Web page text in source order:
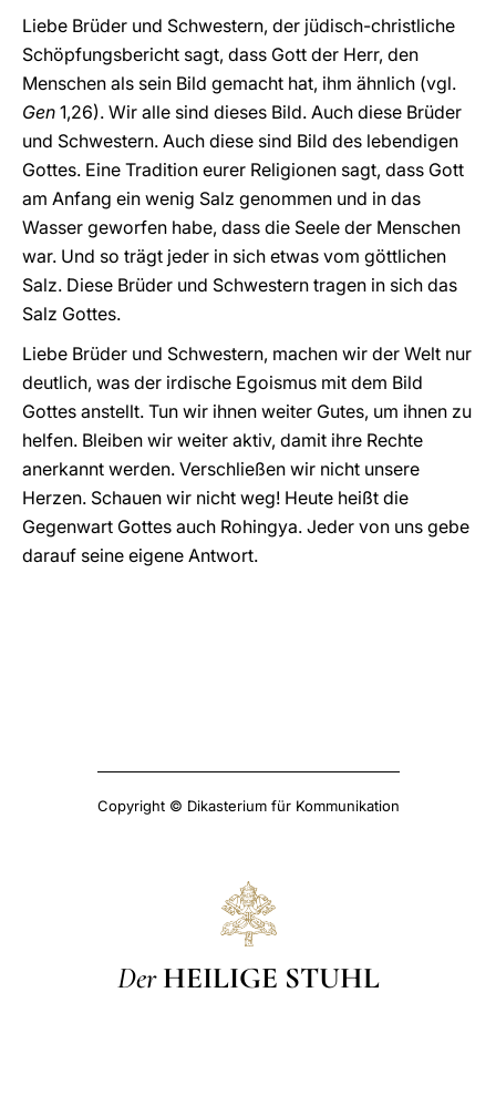
Liebe Brüder und Schwestern, der jüdisch-christliche
Schöpfungsbericht sagt, dass Gott der Herr, den
Menschen als sein Bild gemacht hat, ihm ähnlich (vgl.
Gen 1,26). Wir alle sind dieses Bild. Auch diese Brüder
und Schwestern. Auch diese sind Bild des lebendigen
Gottes. Eine Tradition eurer Religionen sagt, dass Gott
am Anfang ein wenig Salz genommen und in das
Wasser geworfen habe, dass die Seele der Menschen
war. Und so trägt jeder in sich etwas vom göttlichen
Salz. Diese Brüder und Schwestern tragen in sich das
Salz Gottes.
Liebe Brüder und Schwestern, machen wir der Welt nur
deutlich, was der irdische Egoismus mit dem Bild
Gottes anstellt. Tun wir ihnen weiter Gutes, um ihnen zu
helfen. Bleiben wir weiter aktiv, damit ihre Rechte
anerkannt werden. Verschließen wir nicht unsere
Herzen. Schauen wir nicht weg! Heute heißt die
Gegenwart Gottes auch Rohingya. Jeder von uns gebe
darauf seine eigene Antwort.
Copyright © Dikasterium für Kommunikation
Der HEILIGE STUHL